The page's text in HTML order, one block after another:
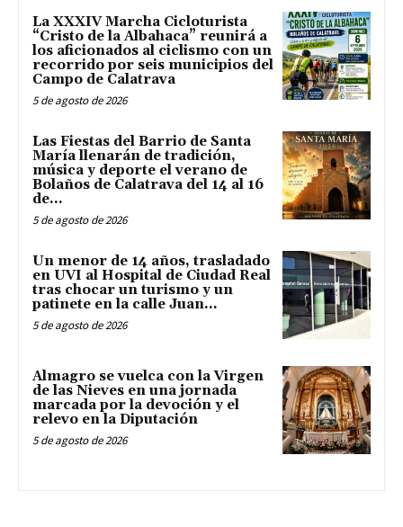
La XXXIV Marcha Cicloturista
“Cristo de la Albahaca” reunirá a
los aficionados al ciclismo con un
recorrido por seis municipios del
Campo de Calatrava
5 de agosto de 2026
Las Fiestas del Barrio de Santa
María llenarán de tradición,
música y deporte el verano de
Bolaños de Calatrava del 14 al 16
de...
5 de agosto de 2026
Un menor de 14 años, trasladado
en UVI al Hospital de Ciudad Real
tras chocar un turismo y un
patinete en la calle Juan...
5 de agosto de 2026
Almagro se vuelca con la Virgen
de las Nieves en una jornada
marcada por la devoción y el
relevo en la Diputación
5 de agosto de 2026